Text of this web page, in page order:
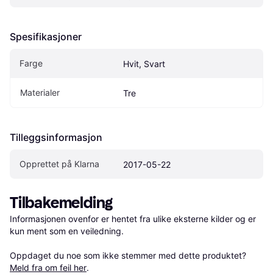
Spesifikasjoner
Farge Hvit, Svart
Materialer Tre
Tilleggsinformasjon
Opprettet på Klarna 2017-05-22
Tilbakemelding
Informasjonen ovenfor er hentet fra ulike eksterne kilder og er
kun ment som en veiledning.
Oppdaget du noe som ikke stemmer med dette produktet?
Meld fra om feil her.